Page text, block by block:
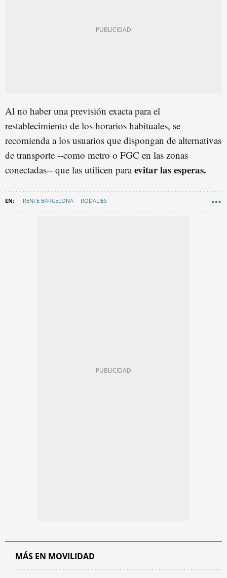
Al no haber una previsión exacta para el
restablecimiento de los horarios habituales, se
recomienda a los usuarios que dispongan de alternativas
de transporte --como metro o FGC en las zonas
conectadas-- que las utilicen paraevitar las esperas.
RENFE BARCELONA RODALIES
MÁS EN MOVILIDAD